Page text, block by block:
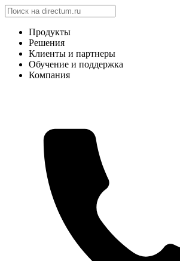
Продукты
Решения
Клиенты и партнеры
Обучение и поддержка
Компания